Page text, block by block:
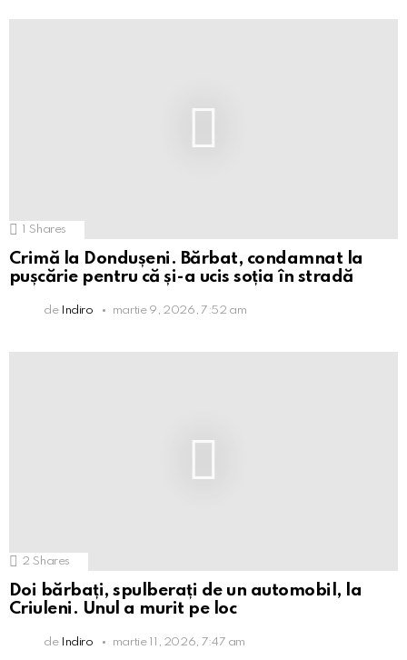
1 Shares
Crimă la Dondușeni. Bărbat, condamnat la
pușcărie pentru că și-a ucis soția în stradă
de Indiro martie 9, 2026, 7:52 am
2 Shares
Doi bărbați, spulberați de un automobil, la
Criuleni. Unul a murit pe loc
de Indiro martie 11, 2026, 7:47 am